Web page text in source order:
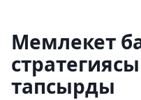
Мемлекет
тапсырды